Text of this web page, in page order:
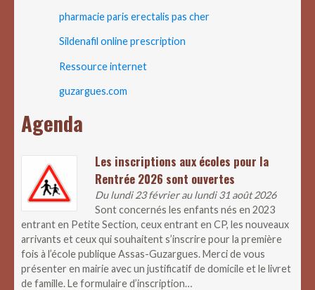
pharmacie paris erectalis pas cher
Sildenafil online prescription
Ressource internet
guzargues.com
Agenda
Les inscriptions aux écoles pour la
Rentrée 2026 sont ouvertes
Du lundi 23 février au lundi 31 août 2026
Sont concernés les enfants nés en 2023
entrant en Petite Section, ceux entrant en CP, les nouveaux
arrivants et ceux qui souhaitent s’inscrire pour la première
fois à l’école publique Assas-Guzargues. Merci de vous
présenter en mairie avec un justificatif de domicile et le livret
de famille. Le formulaire d’inscription…